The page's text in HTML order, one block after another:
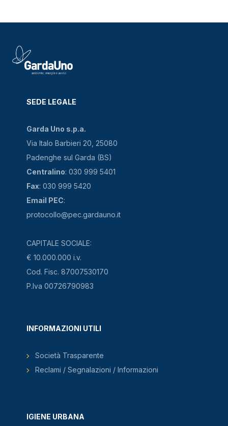
SEDE LEGALE
Garda Uno s.p.a.
Via Italo Barbieri 20, 25080
Padenghe sul Garda (BS)
Centralino: 030 999 5401
Fax: 030 999 5420
Email PEC:
protocollo@pec.gardauno.it
CAPITALE SOCIALE:
€ 10.000.000 i.v.
Cod. Fisc. 87007530170
P.Iva 00726790983
IGIENE URBANA
INFORMAZIONI UTILI
Società Trasparente
Reclami / Segnalazioni / Informazioni